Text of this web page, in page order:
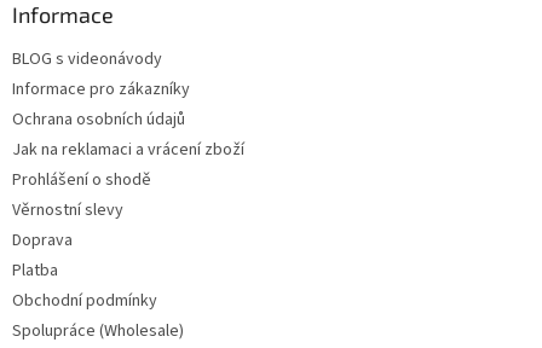
Informace
BLOG s videonávody
Informace pro zákazníky
Ochrana osobních údajů
Jak na reklamaci a vrácení zboží
Prohlášení o shodě
Věrnostní slevy
Doprava
Platba
Obchodní podmínky
Spolupráce (Wholesale)